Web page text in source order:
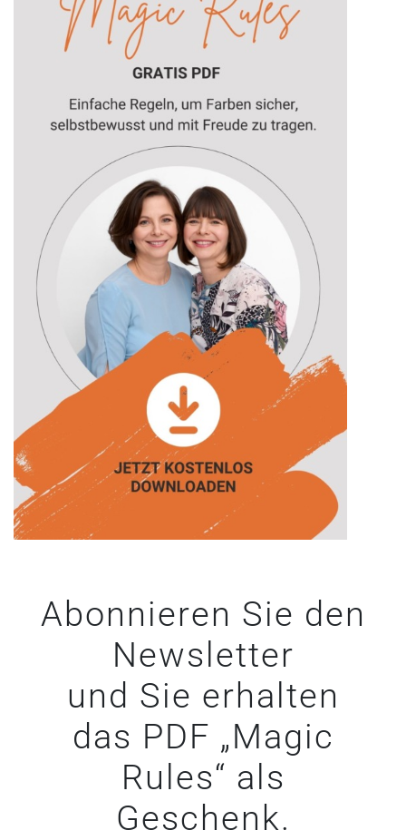
Abonnieren Sie den
Newsletter
und Sie erhalten
das PDF „Magic
Rules“ als
Geschenk.